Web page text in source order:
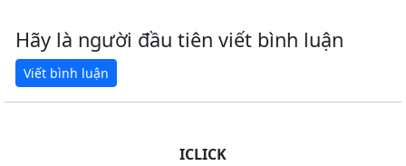
Hãy là người đầu tiên viết bình luận
ICLICK